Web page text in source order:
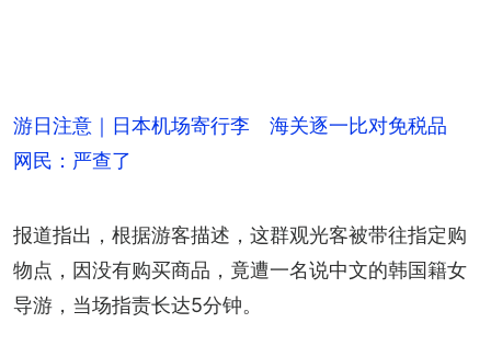
游日注意｜日本机场寄行李 海关逐一比对免税品
网民：严查了
报道指出，根据游客描述，这群观光客被带往指定购
物点，因没有购买商品，竟遭一名说中文的韩国籍女
导游，当场指责长达5分钟。